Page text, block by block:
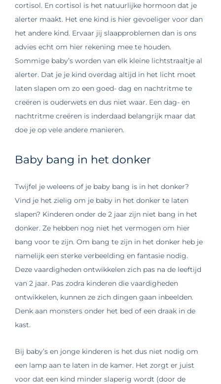
cortisol. En cortisol is het natuurlijke hormoon dat je
alerter maakt. Het ene kind is hier gevoeliger voor dan
het andere kind. Ervaar jij slaapproblemen dan is ons
advies echt om hier rekening mee te houden.
Sommige baby’s worden van elk kleine lichtstraaltje al
alerter. Dat je je kind overdag altijd in het licht moet
laten slapen om zo een goed- dag en nachtritme te
creëren is ouderwets en dus niet waar. Een dag- en
nachtritme creëren is inderdaad belangrijk maar dat
doe je op vele andere manieren.
Baby bang in het donker
Twijfel je weleens of je baby bang is in het donker?
Vind je het zielig om je baby in het donker te laten
slapen? Kinderen onder de 2 jaar zijn niet bang in het
donker. Ze hebben nog niet het vermogen om hier
bang voor te zijn. Om bang te zijn in het donker heb je
namelijk een sterke verbeelding en fantasie nodig.
Deze vaardigheden ontwikkelen zich pas na de leeftijd
van 2 jaar. Pas zodra kinderen die vaardigheden
ontwikkelen, kunnen ze zich dingen gaan inbeelden.
Denk aan monsters onder het bed of een draak in de
kast.
Bij baby’s en jonge kinderen is het dus niet nodig om
een lamp aan te laten in de kamer. Het zorgt er juist
voor dat een kind minder slaperig wordt (door de